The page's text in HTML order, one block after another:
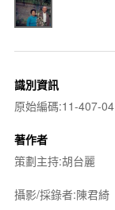
識別資訊
原始編碼:11-407-04
著作者
策劃主持:胡台麗
攝影/採錄者:陳君綺